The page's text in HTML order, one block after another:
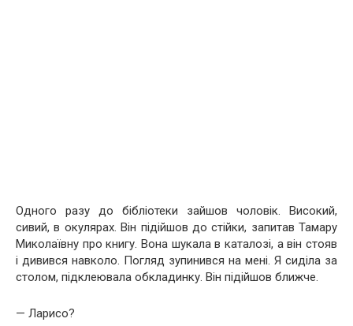
Одного разу до бібліотеки зайшов чоловік. Високий,
сивий, в окулярах. Він підійшов до стійки, запитав Тамару
Миколаївну про книгу. Вона шукала в каталозі, а він стояв
і дивився навколо. Погляд зупинився на мені. Я сиділа за
столом, підклеювала обкладинку. Він підійшов ближче.
— Ларисо?